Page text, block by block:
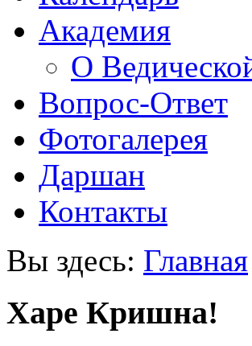
Академия
О
Вопрос-Ответ
Фотогалерея
Даршан
Контакты
Вы здесь: Главная
Харе Кришна!